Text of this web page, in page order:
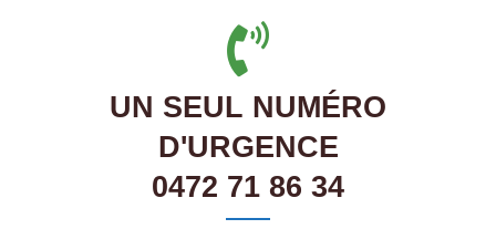
UN SEUL NUMÉRO
D'URGENCE
0472 71 86 34